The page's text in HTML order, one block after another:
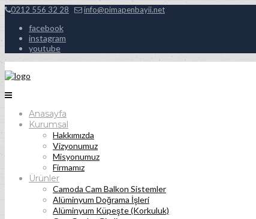
0212 556 32 28 info@pimapenbayii.net
facebook
instagram
youtube
Anasayfa
Kurumsal
Hakkımızda
Vizyonumuz
Misyonumuz
Firmamız
Ürünler
Camoda Cam Balkon Sistemler
Alüminyum Doğrama İşleri
Alüminyum Küpeşte (Korkuluk)